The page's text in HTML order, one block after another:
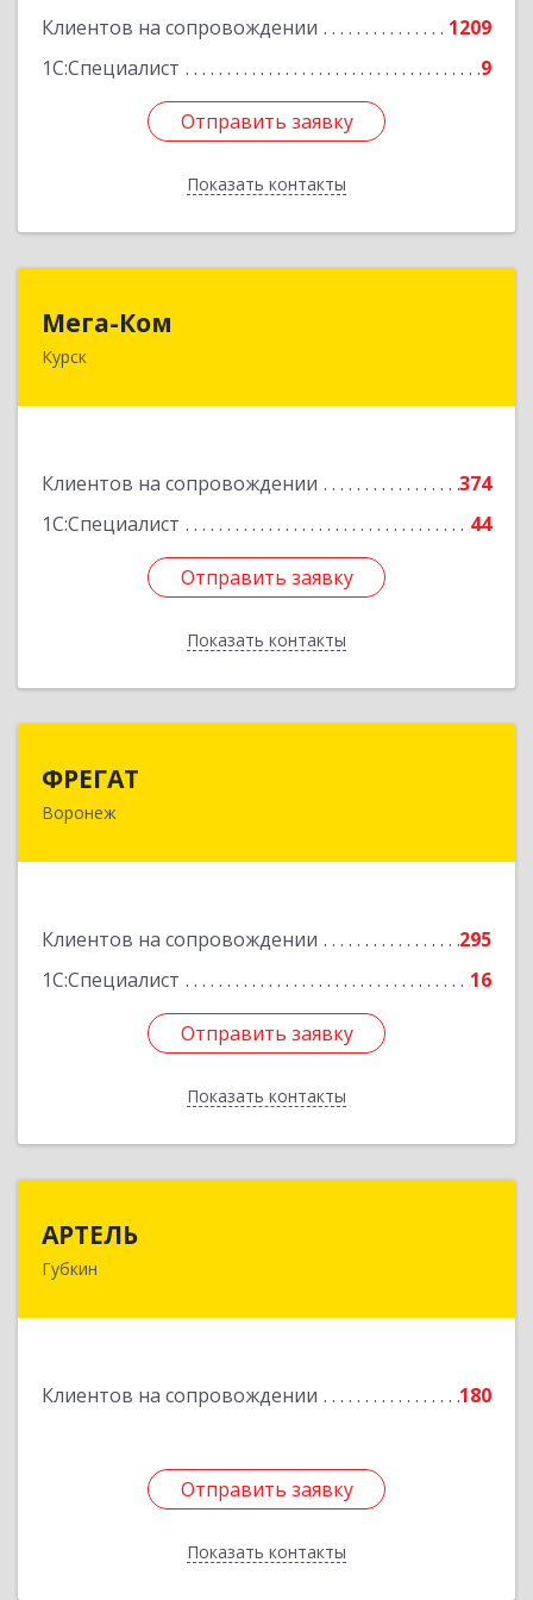
Клиентов на сопровождении
1209
1С:Специалист
9
Отправить заявку
Показать контакты
Отправить заявку
Назад
Мега-Ком
Курск
Клиентов на сопровождении
374
1С:Специалист
44
Отправить заявку
Показать контакты
305001, Курская обл, Курск г, Красной Армии ул,
Отправить заявку
Назад
ФРЕГАТ
Воронеж
Клиентов на сопровождении
295
1С:Специалист
16
Отправить заявку
Показать контакты
Отправить заявку
Назад
АРТЕЛЬ
Губкин
Клиентов на сопровождении 180
Отправить заявку
Показать контакты
309181, Белгородская обл, Губкинский р-н,
Отправить заявку
Назад